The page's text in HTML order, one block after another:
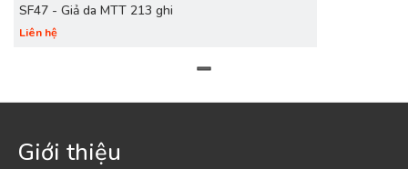
SF47 - Giả da MTT 213 ghi
Liên hệ
Giới thiệu